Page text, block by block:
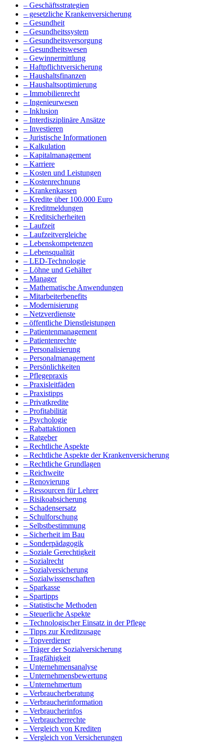
– Geschäftsstrategien
– gesetzliche Krankenversicherung
– Gesundheit
– Gesundheitssystem
– Gesundheitsversorgung
– Gesundheitswesen
– Gewinnermittlung
– Haftpflichtversicherung
– Haushaltsfinanzen
– Haushaltsoptimierung
– Immobilienrecht
– Ingenieurwesen
– Inklusion
– Interdisziplinäre Ansätze
– Investieren
– Juristische Informationen
– Kalkulation
– Kapitalmanagement
– Karriere
– Kosten und Leistungen
– Kostenrechnung
– Krankenkassen
– Kredite über 100.000 Euro
– Kreditmeldungen
– Kreditsicherheiten
– Laufzeit
– Laufzeitvergleiche
– Lebenskompetenzen
– Lebensqualität
– LED-Technologie
– Löhne und Gehälter
– Manager
– Mathematische Anwendungen
– Mitarbeiterbenefits
– Modernisierung
– Netzverdienste
– öffentliche Dienstleistungen
– Patientenmanagement
– Patientenrechte
– Personalisierung
– Personalmanagement
– Persönlichkeiten
– Pflegepraxis
– Praxisleitfäden
– Praxistipps
– Privatkredite
– Profitabilität
– Psychologie
– Rabattaktionen
– Ratgeber
– Rechtliche Aspekte
– Rechtliche Aspekte der Krankenversicherung
– Rechtliche Grundlagen
– Reichweite
– Renovierung
– Ressourcen für Lehrer
– Risikoabsicherung
– Schadensersatz
– Schulforschung
– Selbstbestimmung
– Sicherheit im Bau
– Sonderpädagogik
– Soziale Gerechtigkeit
– Sozialrecht
– Sozialversicherung
– Sozialwissenschaften
– Sparkasse
– Spartipps
– Statistische Methoden
– Steuerliche Aspekte
– Technologischer Einsatz in der Pflege
– Tipps zur Kreditzusage
– Topverdiener
– Träger der Sozialversicherung
– Tragfähigkeit
– Unternehmensanalyse
– Unternehmensbewertung
– Unternehmertum
– Verbraucherberatung
– Verbraucherinformation
– Verbraucherinfos
– Verbraucherrechte
– Vergleich von Krediten
– Vergleich von Versicherungen